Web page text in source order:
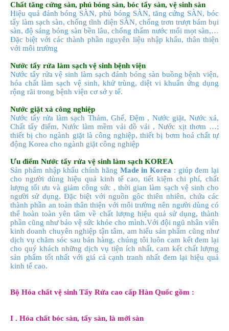
Chất tăng cứng sàn, phủ bóng sàn, bóc tẩy sàn, vệ sinh sàn
Hiệu quả đánh bóng SÀN, phủ bóng SÀN, tăng cứng SÀN, bóc
tẩy làm sạch sàn, chống tĩnh điện SÀN, chống trơn trượt bám bụi
sàn, độ sáng bóng sàn bền lâu, chống thấm nước mối mọt sàn,…
Đặc biệt với các thành phần nguyên liệu nhập khẩu, thân thiện
với môi trường
Nước tẩy rửa làm sạch vệ sinh bệnh viện
Nước tẩy rửa vệ sinh làm sạch đánh bóng sàn buồng bệnh viện,
hóa chất làm sạch vệ sinh, khử trùng, diệt vi khuẩn ứng dụng
rộng rãi trong bệnh viện cơ sở y tế.
Nước giặt xả công nghiệp
Nước tẩy rửa làm sạch Thảm, Ghế, Đệm , Nước giặt, Nước xả,
Chất tẩy điểm, Nước làm mềm vải đồ vải , Nước xịt thơm …;
thiết bị cho ngành giặt là công nghiệp, thiết bị bơm hoá chất tự
động Korea cho ngành giặt công nghiệp
Ưu điểm Nước tẩy rửa vệ sinh làm sạch KOREA
Sản phẩm nhập khẩu chính hãng Made in Korea : giúp đem lại
cho người dùng hiệu quả kinh tế cao, tiết kiệm chi phí, chất
lượng tối ưu và giảm công sức , thời gian làm sạch vệ sinh cho
người sử dụng. Đặc biệt với nguồn gôc thiên nhiên, chứa các
thành phần an toàn thân thiện với môi trường nên người dùng có
thể hoàn toàn yên tâm về chất lượng hiệu quả sử dụng, thành
phần cũng như bảo vệ sức khỏe cho mình.Với đội ngũ nhân viên
kinh doanh chuyên nghiệp tận tâm, am hiểu sản phẩm cũng như
dịch vụ chăm sóc sau bán hàng, chúng tôi luôn cam kết đem lại
cho quý khách những dịch vụ tiện ích nhất, cam kết chất lượng
sản phẩm tốt nhất với giá cả cạnh tranh nhất đem lại hiệu quả
kinh tế cao.
Bộ Hóa chất vệ sinh Tẩy Rửa cao cấp Hàn Quốc gồm :
I . Hóa chất bóc sàn, tẩy sàn, là mới sàn